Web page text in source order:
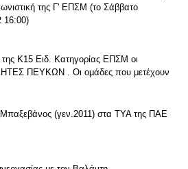
της Γ' ΕΠΣΜ (το Σάββατο
16:00)
της Κ15 Ειδ. Κατηγορίας ΕΠΣΜ οι
ΠΕΥΚΩΝ . Οι ομάδες που μετέχουν
Μπαξεβάνος (γεν.2011) στα ΤΥΑ της ΠΑΕ